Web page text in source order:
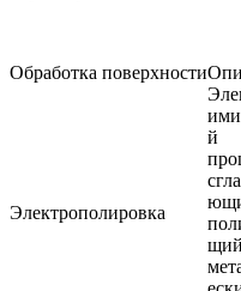
Обработка поверхности
Электрополировка
й
щий